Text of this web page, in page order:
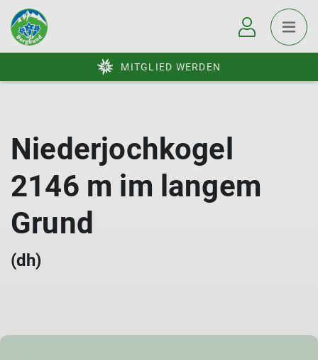
MITGLIED WERDEN
Niederjochkogel
2146 m im langem
Grund
(dh)